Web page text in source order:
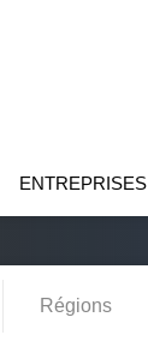
ENTREPRISES